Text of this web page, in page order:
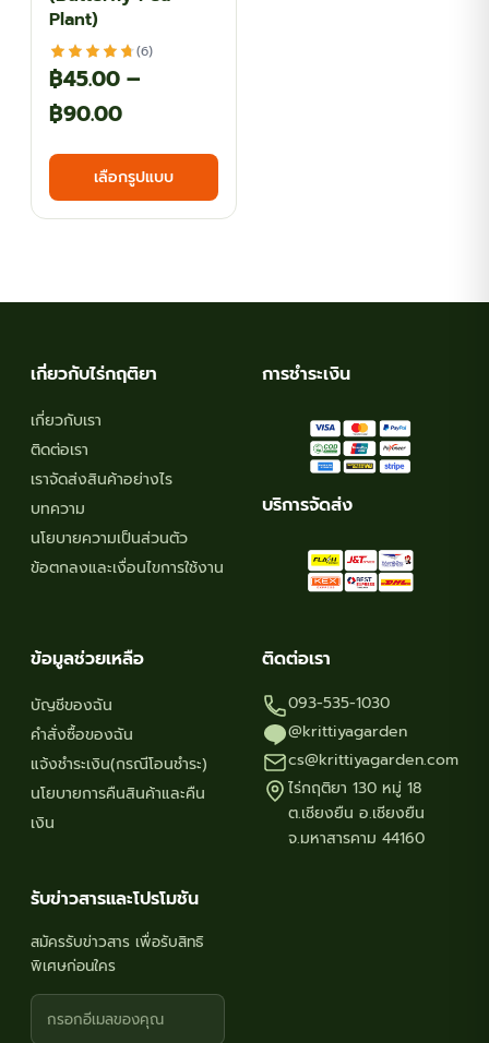
Plant)
(6)
฿45.00 –
฿90.00Price
range:
฿45.00
through
เลือกรูปแบบ
This
has
The
product
เกี่ยวกับไร่กฤติยา
เกี่ยวกับเรา
ติดต่อเรา
เราจัดส่งสินค้าอย่างไร
บทความ
นโยบายความเป็นส่วนตัว
ข้อตกลงและเงื่อนไขการใช้งาน
การชำระเงิน
บริการจัดส่ง
ข้อมูลช่วยเหลือ
บัญชีของฉัน
คำสั่งซื้อของฉัน
แจ้งชำระเงิน(กรณีโอนชำระ)
นโยบายการคืนสินค้าและคืน
เงิน
ติดต่อเรา
093-535-1030
@krittiyagarden
cs@krittiyagarden.com
ไร่กฤติยา 130 หมู่ 18
ต.เชียงยืน อ.เชียงยืน
จ.มหาสารคาม 44160
รับข่าวสารและโปรโมชัน
สมัครรับข่าวสาร เพื่อรับสิทธิ
พิเศษก่อนใคร